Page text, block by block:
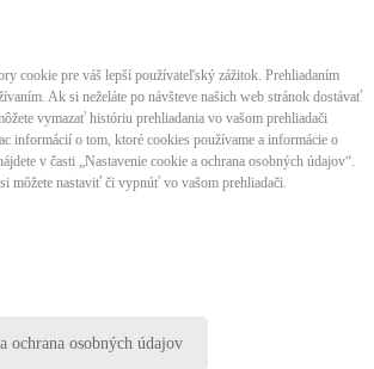
cookie pre váš lepší používateľský zážitok. Prehliadaním
Ak si neželáte po návšteve našich web stránok dostávať
vymazať históriu prehliadania vo vašom prehliadači
informácií o tom, ktoré cookies používame a informácie o
v časti „Nastavenie cookie a ochrana osobných údajov“.
môžete nastaviť či vypnúť vo vašom prehliadači.
ochrana osobných údajov